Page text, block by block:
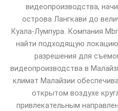
видеопроизводства,
острова Лангкави до
Куала-Лумпура. Компания
найти подходящую
разрешения для
видеопроизводства в
климат Малайзии
открытом воздухе
привлекательным